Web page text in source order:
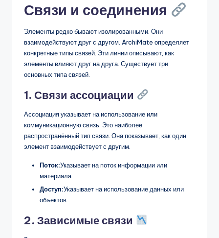
Связи и соединения
Элементы редко бывают изолированными. Они
взаимодействуют друг с другом. ArchiMate определяет
конкретные типы связей. Эти линии описывают, как
элементы влияют друг на друга. Существует три
основных типа связей.
1. Связи ассоциации
Ассоциация указывает на использование или
коммуникационную связь. Это наиболее
распространённый тип связи. Она показывает, как один
элемент взаимодействует с другим.
Поток:Указывает на поток информации или
материала.
Доступ:Указывает на использование данных или
объектов.
2. Зависимые связи